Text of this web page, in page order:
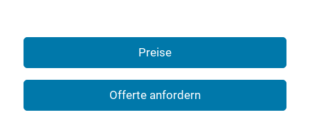
Preise
Offerte anfordern